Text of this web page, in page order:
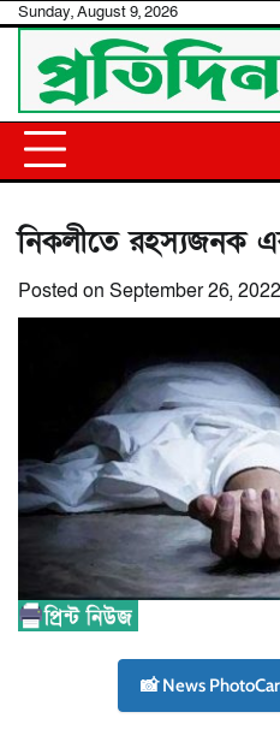
Skip
content
Sunday, August 9, 2026
নিকলীতে রহস্যজনক
Posted on September 26, 2022
📸 News